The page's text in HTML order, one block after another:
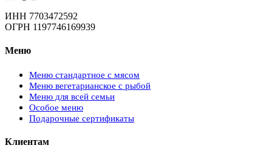
ИНН 7703472592
ОГРН 1197746169939
Меню
Меню стандартное с мясом
Меню вегетарианское с рыбой
Меню для всей семьи
Особое меню
Подарочные сертификаты
Клиентам